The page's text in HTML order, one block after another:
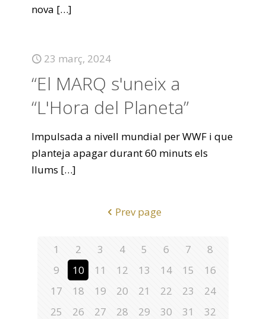
nova […]
23 març, 2024
“El MARQ s'uneix a
“L'Hora del Planeta”
Impulsada a nivell mundial per WWF i que
planteja apagar durant 60 minuts els
llums […]
Prev page
1 2 3 4 5 6 7
8
9
10 11 12 13 14 15
16
17
18 19 20 21 22 23
24
25
26 27 28 29 30 31
32